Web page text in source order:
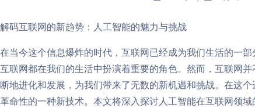
解码互联网的新趋势：人工智能的魅力与挑战
在当今这个信息爆炸的时代，互联网已经成为我们生活的一部
互联网都在我们的生活中扮演着重要的角色。然而，互联网
断地进化和发展，为我们带来了无数的新机遇和挑战。在这
革命性的一种新技术。本文将深入探讨人工智能在互联网领